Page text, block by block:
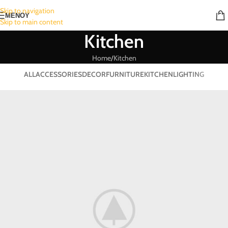
Skip to navigation
Skip to main content
ΜΕΝΟΥ
Kitchen
Home Kitchen
ALLACCESSORIESDECORFURNITUREKITCHENLIGHTING